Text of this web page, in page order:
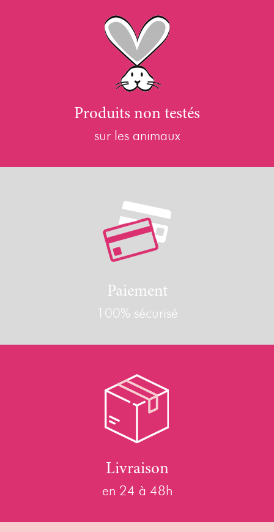
Produits non testés
sur les animaux
Paiement
100% sécurisé
Livraison
en 24 à 48h